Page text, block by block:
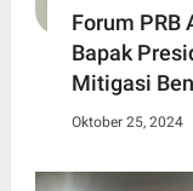
Forum PRB
Bapak
Mitigasi
Oktober 25, 2024